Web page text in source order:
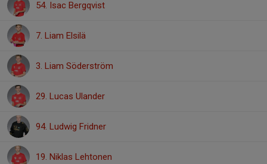
54. Isac Bergqvist
7. Liam Elsilä
3. Liam Söderström
29. Lucas Ulander
94. Ludwig Fridner
19. Niklas Lehtonen